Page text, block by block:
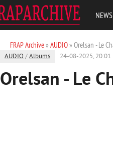
NEWS
FRAP Archive» AUDIO» Orelsan - Le
AUDIO /Albums 24-08-2025, 20:01
Orelsan - Le